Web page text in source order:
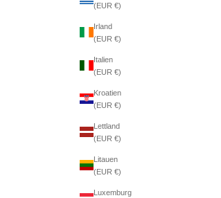
(EUR €)
Irland
(EUR €)
Italien
(EUR €)
Kroatien
(EUR €)
Lettland
(EUR €)
Litauen
(EUR €)
Luxemburg